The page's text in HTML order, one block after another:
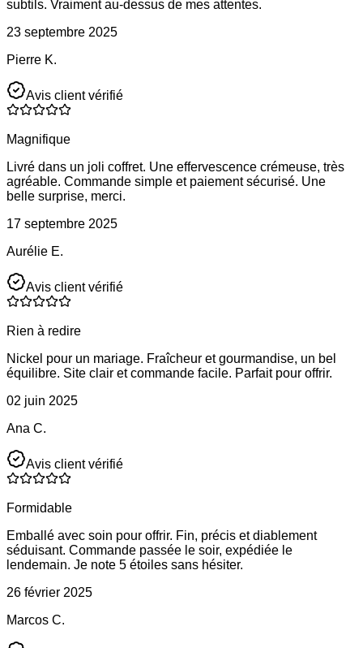
subtils. Vraiment au-dessus de mes attentes.
23 septembre 2025
Pierre K.
Avis client vérifié
Magnifique
Livré dans un joli coffret. Une effervescence crémeuse, très
agréable. Commande simple et paiement sécurisé. Une
belle surprise, merci.
17 septembre 2025
Aurélie E.
Avis client vérifié
Rien à redire
Nickel pour un mariage. Fraîcheur et gourmandise, un bel
équilibre. Site clair et commande facile. Parfait pour offrir.
02 juin 2025
Ana C.
Avis client vérifié
Formidable
Emballé avec soin pour offrir. Fin, précis et diablement
séduisant. Commande passée le soir, expédiée le
lendemain. Je note 5 étoiles sans hésiter.
26 février 2025
Marcos C.